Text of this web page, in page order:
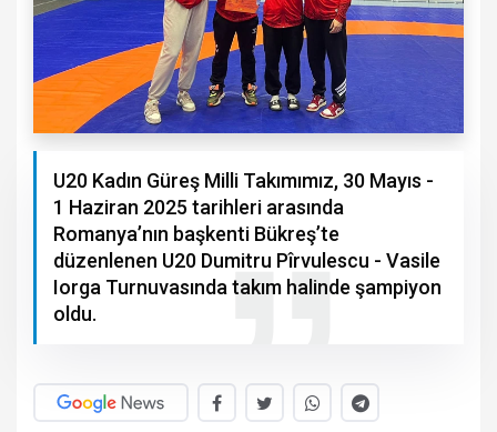
U20 Kadın Güreş Milli Takımımız, 30 Mayıs -
1 Haziran 2025 tarihleri arasında
Romanya’nın başkenti Bükreş’te
düzenlenen U20 Dumitru Pîrvulescu - Vasile
Iorga Turnuvasında takım halinde şampiyon
oldu.